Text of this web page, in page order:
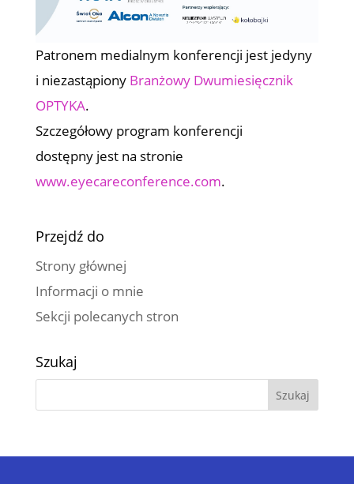
Patronem medialnym konferencji jest jedyny
i niezastąpiony Branżowy Dwumiesięcznik
OPTYKA.
Szczegółowy program konferencji
dostępny jest na stronie
www.eyecareconference.com.
Przejdź do
Strony głównej
Informacji o mnie
Sekcji polecanych stron
Szukaj